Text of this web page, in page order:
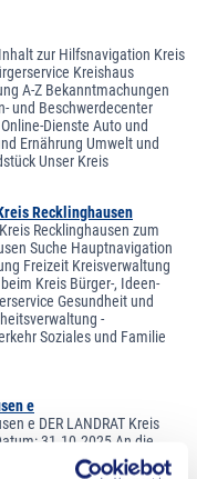
zur Hilfsnavigation Kreis
Kreishaus
A-Z Bekanntmachungen
und Beschwerdecenter
Dienste Auto und
Ernährung Umwelt und
Unser Kreis
Recklinghausen
Recklinghausen zum
Suche Hauptnavigation
Freizeit Kreisverwaltung
Kreis Bürger-, Ideen-
Gesundheit und
-
Soziales und Familie
e
e DER LANDRAT Kreis
31.10.2025 An die
und Fachdienst: die in